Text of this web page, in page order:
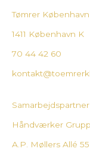
Tømrer København
1411 København K
70 44 42 60
Samarbejdspartner
Håndværker
A.P. Møllers Allé 55